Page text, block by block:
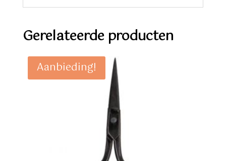
Gerelateerde producten
Aanbieding!